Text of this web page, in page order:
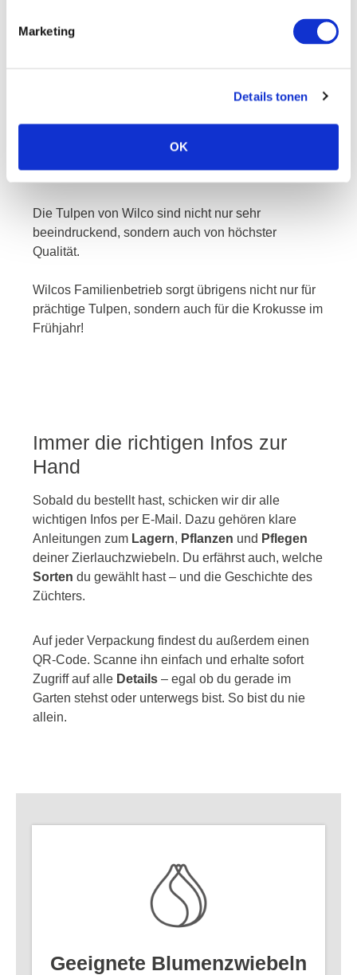
Marketing
Details tonen
OK
Die Tulpen von Wilco sind nicht nur sehr
beeindruckend, sondern auch von höchster
Qualität.
Wilcos Familienbetrieb sorgt übrigens nicht nur für
prächtige Tulpen, sondern auch für die Krokusse im
Frühjahr!
Immer die richtigen Infos zur
Hand
Sobald du bestellt hast, schicken wir dir alle
wichtigen Infos per E-Mail. Dazu gehören klare
Anleitungen zum Lagern, Pflanzen und Pflegen
deiner Zierlauchzwiebeln. Du erfährst auch, welche
Sorten du gewählt hast – und die Geschichte des
Züchters.
Auf jeder Verpackung findest du außerdem einen
QR-Code. Scanne ihn einfach und erhalte sofort
Zugriff auf alle Details – egal ob du gerade im
Garten stehst oder unterwegs bist. So bist du nie
allein.
Geeignete Blumenzwiebeln